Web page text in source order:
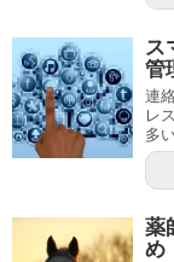
ス
管
連
レ
多
薬
め